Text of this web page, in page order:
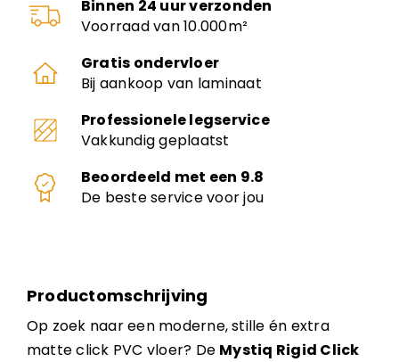
Binnen 24 uur verzonden
Voorraad van 10.000m²
Gratis ondervloer
Bij aankoop van laminaat
Professionele legservice
Vakkundig geplaatst
Beoordeeld met een 9.8
De beste service voor jou
Productomschrijving
Op zoek naar een moderne, stille én extra
matte click PVC vloer? De Mystiq Rigid Click